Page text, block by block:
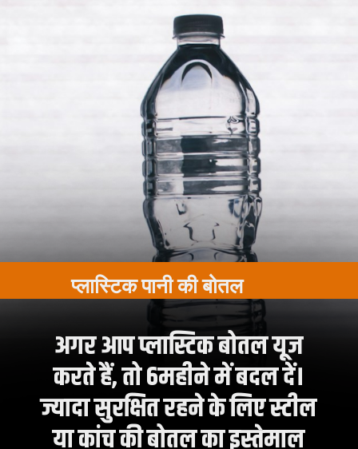
अगर आप प्लास्टिक बोतल यूज
करते हैं, तो 6महीने में बदल दें।
ज्यादा सुरक्षित रहने के लिए स्टील
या कांच की बोतल का इस्तेमाल
प्लास्टिक पानी की बोतल